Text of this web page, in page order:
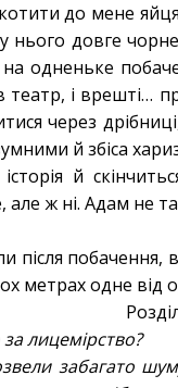
до мене
довге
одненьке
і врешті…
через
й збіса
й
але ж ні. Адам не
побачення,
метрах одне
лицемірство?
забагато